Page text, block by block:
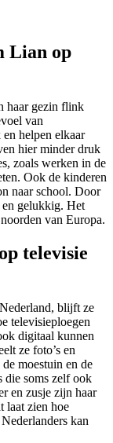
Lian op
haar gezin flink
van
helpen elkaar
hier minder druk
zoals werken in de
Ook de kinderen
naar school. Door
gelukkig. Het
van Europa.
televisie
blijft ze
televisieploegen
digitaal kunnen
ze foto’s en
moestuin en de
die soms zelf ook
en zusje zijn haar
laat zien hoe
kan